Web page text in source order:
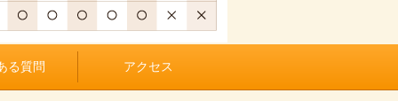
る質問 アクセス